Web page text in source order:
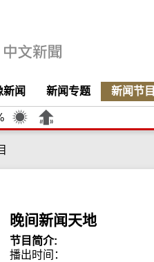
新闻 新闻专题 新闻节目
晚间新闻天地
节目简介:
播出时间：